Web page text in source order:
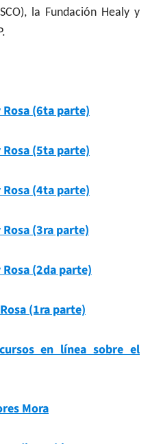
la Fundación Healy y
(6ta parte)
(5ta parte)
(4ta parte)
(3ra parte)
(2da parte)
(1ra parte)
en línea sobre el
Mora